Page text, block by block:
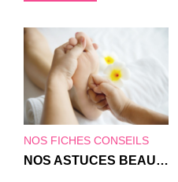
NOS FICHES CONSEILS
NOS ASTUCES BEAUTÉS POUR VOS PIEDS